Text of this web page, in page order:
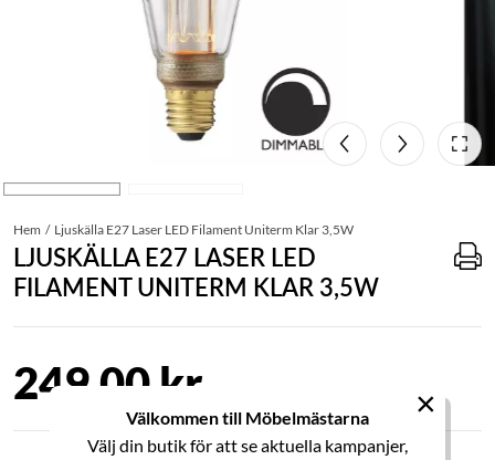
Välkommen till Möbelmästarna
Välj din butik för att se aktuella kampanjer,
×
Hem Ljuskälla E27 Laser LED Filament Uniterm Klar 3,5W
LJUSKÄLLA E27 LASER LED
FILAMENT UNITERM KLAR 3,5W
249,00 kr